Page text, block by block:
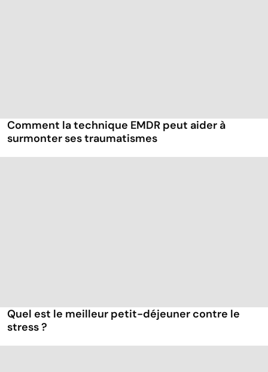
Comment la technique EMDR peut aider à
surmonter ses traumatismes
Quel est le meilleur petit-déjeuner contre le
stress ?